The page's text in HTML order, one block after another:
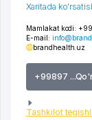
Mamlakat kodi:
E-mail:
brandhealth.uz
+99897
Tashkilot
Xaritada